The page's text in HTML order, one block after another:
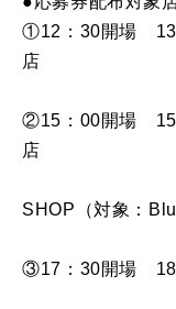
①12：30開場 13
店
②15：00開場 15
店
ブシ
SHOP（対象：
③17：30開場 18
ミル